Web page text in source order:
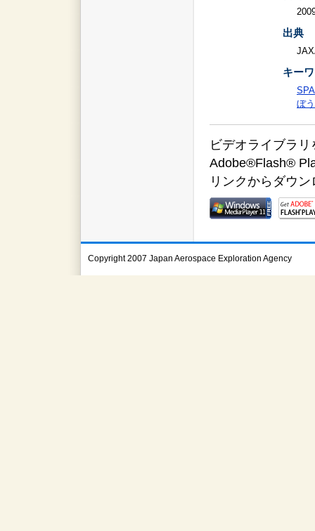
出典
キー
ぼ
ビデオライブラ
Adobe®Flash®
リンクからダウ
Copyright 2007 Japan Aerospace Exploration Agency